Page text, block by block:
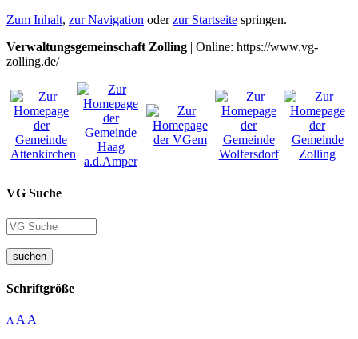
Zum Inhalt, zur Navigation oderzur Startseite springen.
Verwaltungsgemeinschaft Zolling | Online: https://www.vg-
zolling.de/
VG Suche
suchen
Schriftgröße
A A A